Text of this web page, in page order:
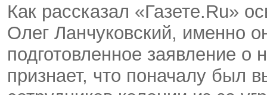
Как рассказал «Газете.Ru»
Олег Ланчуковский, именно
подготовленное заявление о
признает, что поначалу был